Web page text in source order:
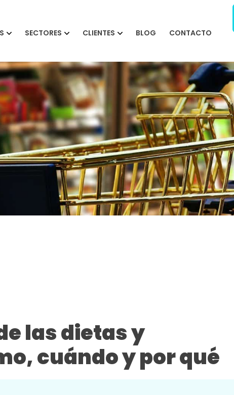
SECTORES CLIENTES BLOG CONTACTO
las dietas y
cuándo y por qué